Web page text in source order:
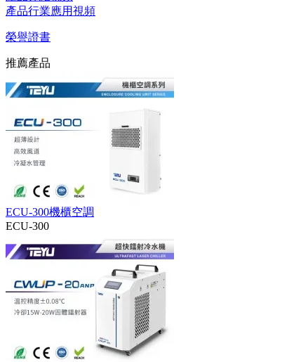
產品行業應用視頻
榮譽證書
推薦產品
ECU-300機櫃空調
ECU-300